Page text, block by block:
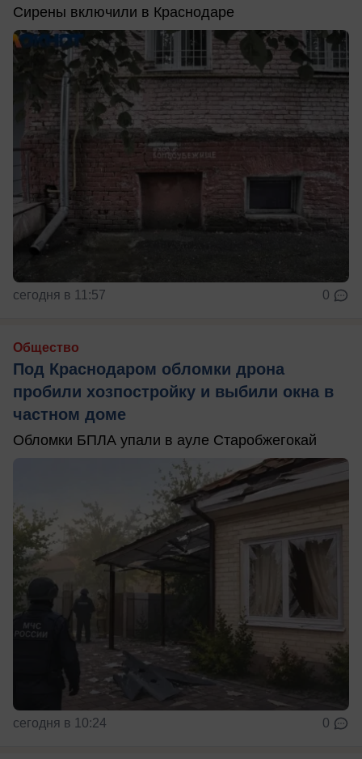
Сирены включили в Краснодаре
сегодня в 11:57 0
Общество
Под Краснодаром обломки дрона
пробили хозпостройку и выбили окна в
частном доме
Обломки БПЛА упали в ауле Старобжегокай
сегодня в 10:24 0